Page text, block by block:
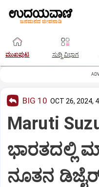
ಮುಖಪುಟ ಸುದ್ದಿ ವಿಭಾಗ
BIG 10 OCT 26, 2024,
Maruti
ಭಾರತದಲ್ಲಿ
ನೂತನ